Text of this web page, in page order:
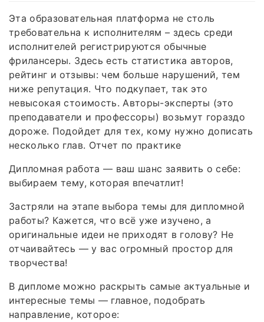
Эта образовательная платформа не столь
требовательна к исполнителям – здесь среди
исполнителей регистрируются обычные
фрилансеры. Здесь есть статистика авторов,
рейтинг и отзывы: чем больше нарушений, тем
ниже репутация. Что подкупает, так это
невысокая стоимость. Авторы-эксперты (это
преподаватели и профессоры) возьмут гораздо
дороже. Подойдет для тех, кому нужно дописать
несколько глав. Отчет по практике
Дипломная работа — ваш шанс заявить о себе:
выбираем тему, которая впечатлит!
Застряли на этапе выбора темы для дипломной
работы? Кажется, что всё уже изучено, а
оригинальные идеи не приходят в голову? Не
отчаивайтесь — у вас огромный простор для
творчества!
В дипломе можно раскрыть самые актуальные и
интересные темы — главное, подобрать
направление, которое: